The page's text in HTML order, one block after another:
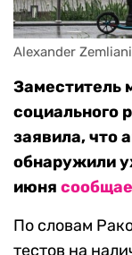
Alexander
Заместитель
социального
заявила, что
обнаружили
июня
По словам
тестов на